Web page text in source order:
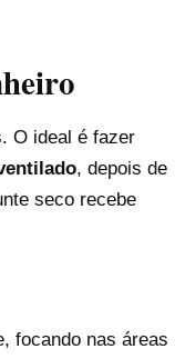
O ideal é fazer
, depois de
seco recebe
focando nas áreas